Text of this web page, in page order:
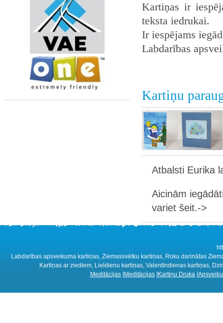
Kartiņas ir
teksta iedrukai.
Ir iespējams
Labdarības
Kartiņu
Atbalsti Eurika
Aicinām
variet šeit.->
Labdarības apsveikuma kartiņas, Ziemassvētku kartiņas, Roku darinātas
Kartiņas ar ziediem, Lieldienu kartiņas, Valentīndienas kartiņas,
Meditācijas Meditācijas Kartiņu Druka